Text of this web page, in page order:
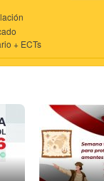
+ ECTs